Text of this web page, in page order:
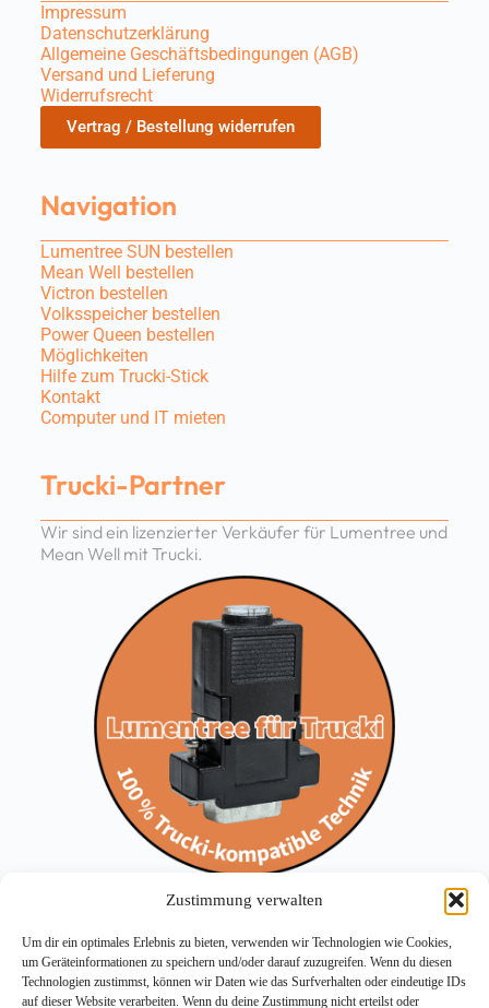
Zustimmung verwalten
Um dir ein optimales Erlebnis zu bieten, verwenden wir Technologien wie Cookies,
um Geräteinformationen zu speichern und/oder darauf zuzugreifen. Wenn du diesen
Technologien zustimmst, können wir Daten wie das Surfverhalten oder eindeutige IDs
auf dieser Website verarbeiten. Wenn du deine Zustimmung nicht erteilst oder
Impressum
Datenschutzerklärung
Allgemeine Geschäftsbedingungen (AGB)
Versand und Lieferung
Widerrufsrecht
Vertrag / Bestellung widerrufen
Navigation
Lumentree SUN bestellen
Mean Well bestellen
Victron bestellen
Volksspeicher bestellen
Power Queen bestellen
Möglichkeiten
Hilfe zum Trucki-Stick
Kontakt
Computer und IT mieten
Trucki-Partner
Wir sind ein lizenzierter Verkäufer für Lumentree und
Mean Well mit Trucki.